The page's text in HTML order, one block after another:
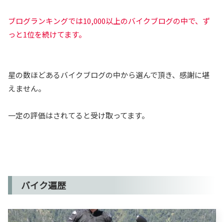
ブログランキングでは10,000以上のバイクブログの中で、ず
っと1位を続けてます。
星の数ほどあるバイクブログの中から選んで頂き、感謝に堪
えません。
一定の評価はされてると受け取ってます。
バイク遍歴